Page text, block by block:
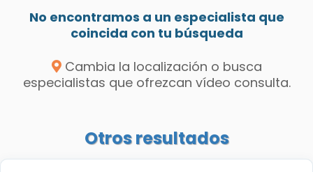
No encontramos a un especialista que
coincida con tu búsqueda
Cambia la localización o busca
especialistas que ofrezcan vídeo consulta.
Otros resultados